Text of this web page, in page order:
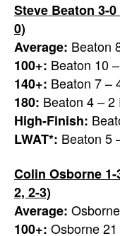
Steve Beaton 3-
0)
Average: Beaton
100+: Beaton 10
140+: Beaton 7 –
180: Beaton 4 – 2
High-Finish:
LWAT*: Beaton 5
Colin Osborne
2, 2-3)
Average:
100+: Osborne